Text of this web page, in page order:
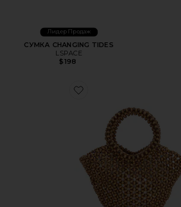
Лидер Продаж
СУМКА CHANGING TIDES
LSPACE
$198
Favorite СУМКА ТОУТ